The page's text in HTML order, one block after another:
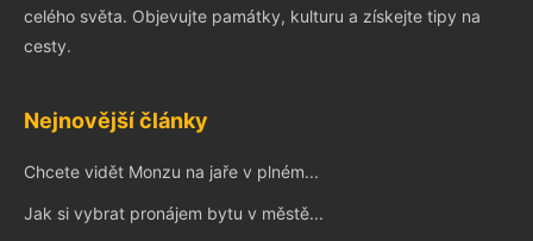
celého světa. Objevujte památky, kulturu a získejte tipy na
cesty.
Nejnovější články
Chcete vidět Monzu na jaře v plném...
Jak si vybrat pronájem bytu v městě...